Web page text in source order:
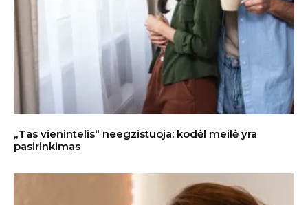
„Tas vienintelis“ neegzistuoja: kodėl meilė yra
pasirinkimas